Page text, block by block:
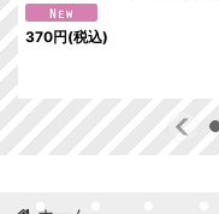
370円(税込)